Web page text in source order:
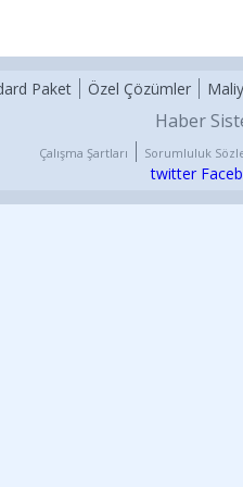
Paket Özel Çözümler
Haber
Çalışma Şartları Sorumluluk
twitter